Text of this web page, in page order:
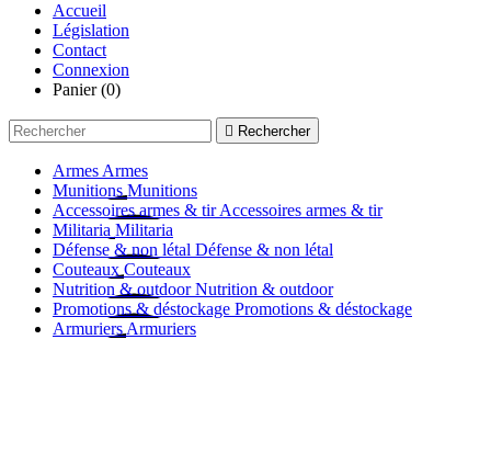
Accueil
Législation
Contact
Connexion
Panier (0)
 Rechercher
Armes Armes
Munitions Munitions
Accessoires armes & tir Accessoires armes & tir
Militaria Militaria
Défense & non létal Défense & non létal
Couteaux Couteaux
Nutrition & outdoor Nutrition & outdoor
Promotions & déstockage Promotions & déstockage
Armuriers Armuriers